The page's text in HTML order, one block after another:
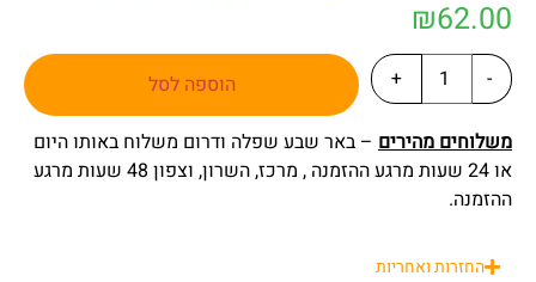
₪62.00
-
+
הוספה לסל
משלוחים מהירים – באר שבע שפלה ודרום משלוח באותו היום
או 24 שעות מרגע ההזמנה , מרכז, השרון, וצפון 48 שעות מרגע
ההזמנה.
החזרות ואחריות